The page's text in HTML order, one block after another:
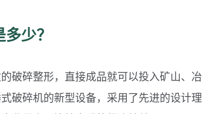
少？
破碎整形，直接成品就可以投入矿山、冶
破碎机的新型设备，采用了先进的设计理